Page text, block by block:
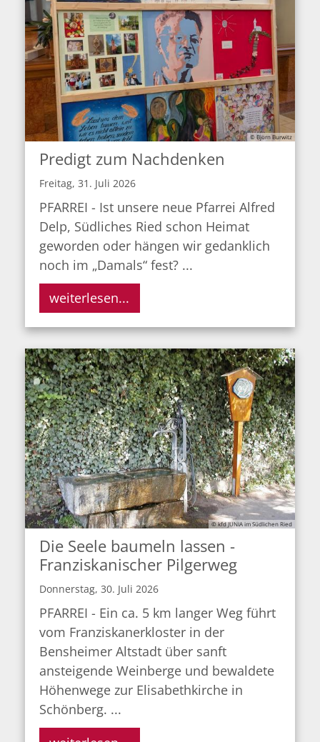
© Björn Burwitz
Predigt zum Nachdenken
Freitag, 31. Juli 2026
PFARREI - Ist unsere neue Pfarrei Alfred
Delp, Südliches Ried schon Heimat
geworden oder hängen wir gedanklich
noch im „Damals“ fest? ...
weiterlesen...
© kfd JUNIA im Südlichen Ried
Die Seele baumeln lassen -
Franziskanischer Pilgerweg
Donnerstag, 30. Juli 2026
PFARREI - Ein ca. 5 km langer Weg führt
vom Franziskanerkloster in der
Bensheimer Altstadt über sanft
ansteigende Weinberge und bewaldete
Höhenwege zur Elisabethkirche in
Schönberg. ...